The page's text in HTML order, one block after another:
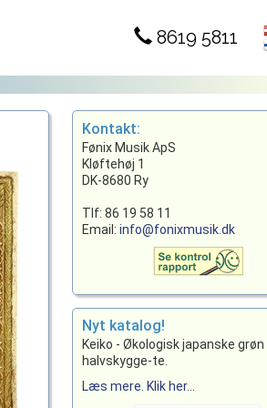
8619 5811
Kontakt:
Fønix Musik ApS
Kløftehøj 1
DK-8680 Ry
Tlf: 86 19 58 11
Email:info@fonixmusik.dk
Nyt katalog!
Keiko - Økologisk japanske grøn
halvskygge-te.
Læs mere. Klik her...